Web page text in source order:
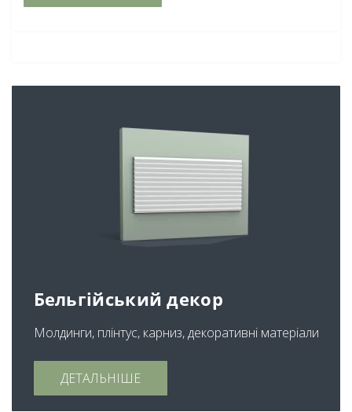
Бельгійський декор
Молдинги, плінтус, карниз, декоративні матеріали
ДЕТАЛЬНІШЕ